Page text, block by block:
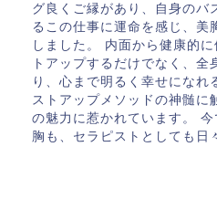
グ良くご縁があり、自身のバ
るこの仕事に運命を感じ、美
しました。 内面から健康的
トアップするだけでなく、全
り、心まで明るく幸せにな
ストアップメソッドの神髄に
の魅力に惹かれています。
胸も、セラピストとしても日